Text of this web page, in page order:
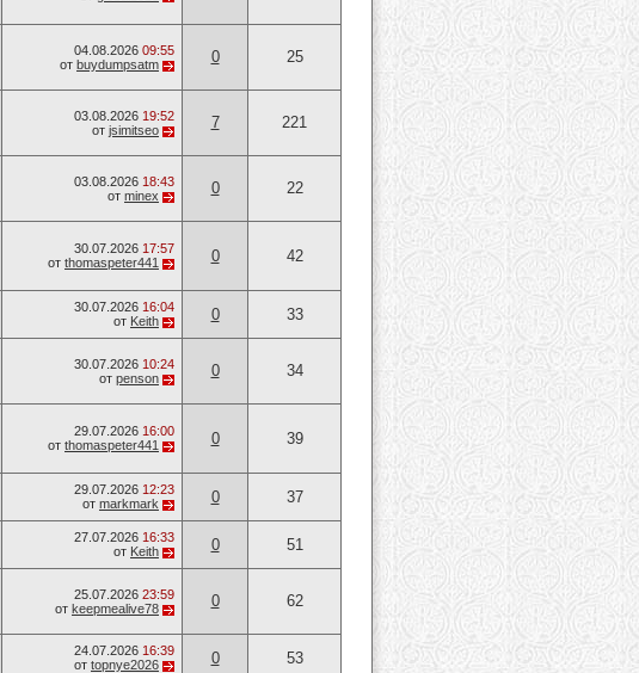
04.08.2026 09:55
от buydumpsatm 0 25
03.08.2026 19:52
от jsimitseo 7 221
03.08.2026 18:43
от minex 0 22
30.07.2026 17:57
от thomaspeter441 0 42
30.07.2026 16:04
от Keith 0 33
30.07.2026 10:24
от penson 0 34
29.07.2026 16:00
от thomaspeter441 0 39
29.07.2026 12:23
от markmark 0 37
27.07.2026 16:33
от Keith 0 51
25.07.2026 23:59
от keepmealive78 0 62
24.07.2026 16:39
от topnye2026 0 53